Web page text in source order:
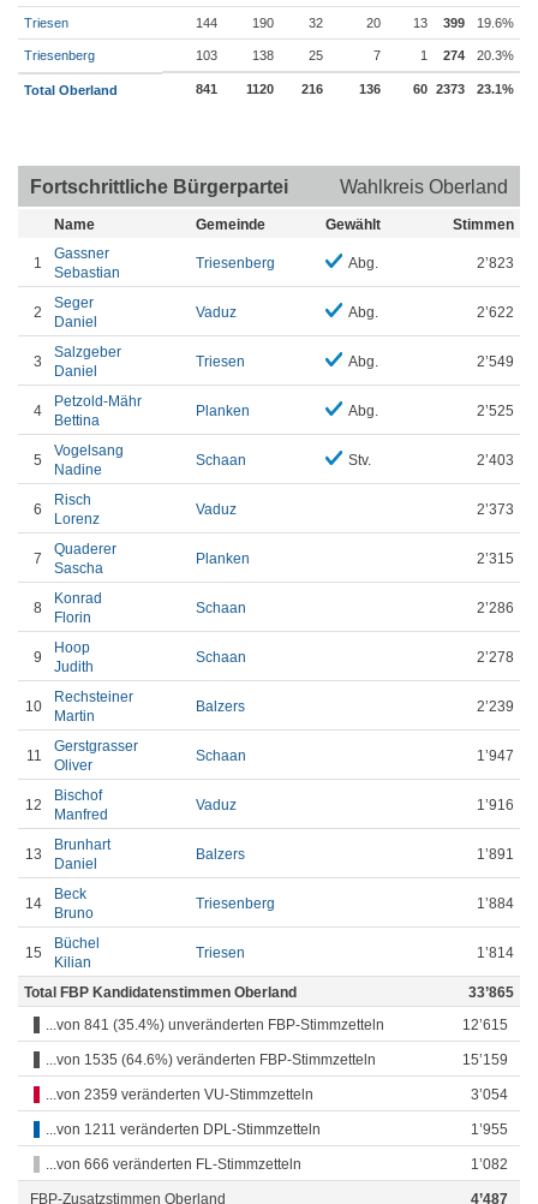
Triesen 144 190 32 20 13 399 19.6%
Triesenberg 103 138 25 7 1 274 20.3%
Total Oberland 841 1120 216 136 60 2373 23.1%
Fortschrittliche Bürgerpartei Wahlkreis Oberland
Name Gemeinde Gewählt Stimmen
1
Gassner
Sebastian
Triesenberg Abg. 2’823
2
Seger
Daniel
Vaduz Abg. 2’622
3
Salzgeber
Daniel
Triesen Abg. 2’549
4
Petzold-Mähr
Bettina
Planken Abg. 2’525
5
Vogelsang
Nadine
Schaan Stv. 2’403
6
Risch
Lorenz
Vaduz 2’373
7
Quaderer
Sascha
Planken 2’315
8
Konrad
Florin
Schaan 2’286
9
Hoop
Judith
Schaan 2’278
10
Rechsteiner
Martin
Balzers 2’239
11
Gerstgrasser
Oliver
Schaan 1’947
12
Bischof
Manfred
Vaduz 1’916
13
Brunhart
Daniel
Balzers 1’891
14
Beck
Bruno
Triesenberg 1’884
15
Büchel
Kilian
Triesen 1’814
Total FBP Kandidatenstimmen Oberland
33’865
...von 841 (35.4%) unveränderten FBP-Stimmzetteln
12’615
...von 1535 (64.6%) veränderten FBP-Stimmzetteln 15’159
...von 2359 veränderten VU-Stimmzetteln 3’054
...von 1211 veränderten DPL-Stimmzetteln 1’955
...von 666 veränderten FL-Stimmzetteln 1’082
FBP-Zusatzstimmen Oberland 4’487